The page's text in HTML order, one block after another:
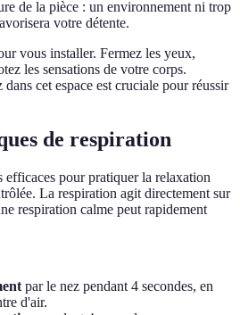
de la pièce : un environnement ni trop
votre détente.
vous installer. Fermez les yeux,
les sensations de votre corps.
cet espace est cruciale pour réussir
de respiration
efficaces pour pratiquer la relaxation
La respiration agit directement sur
respiration calme peut rapidement
par le nez pendant 4 secondes, en
d'air.